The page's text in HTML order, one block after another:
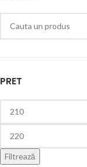
PRET
Filtrează